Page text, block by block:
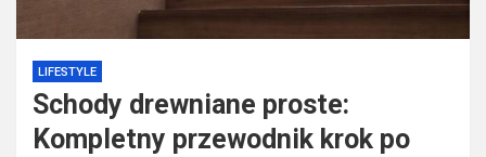
LIFESTYLE
Schody drewniane proste:
Kompletny przewodnik krok po